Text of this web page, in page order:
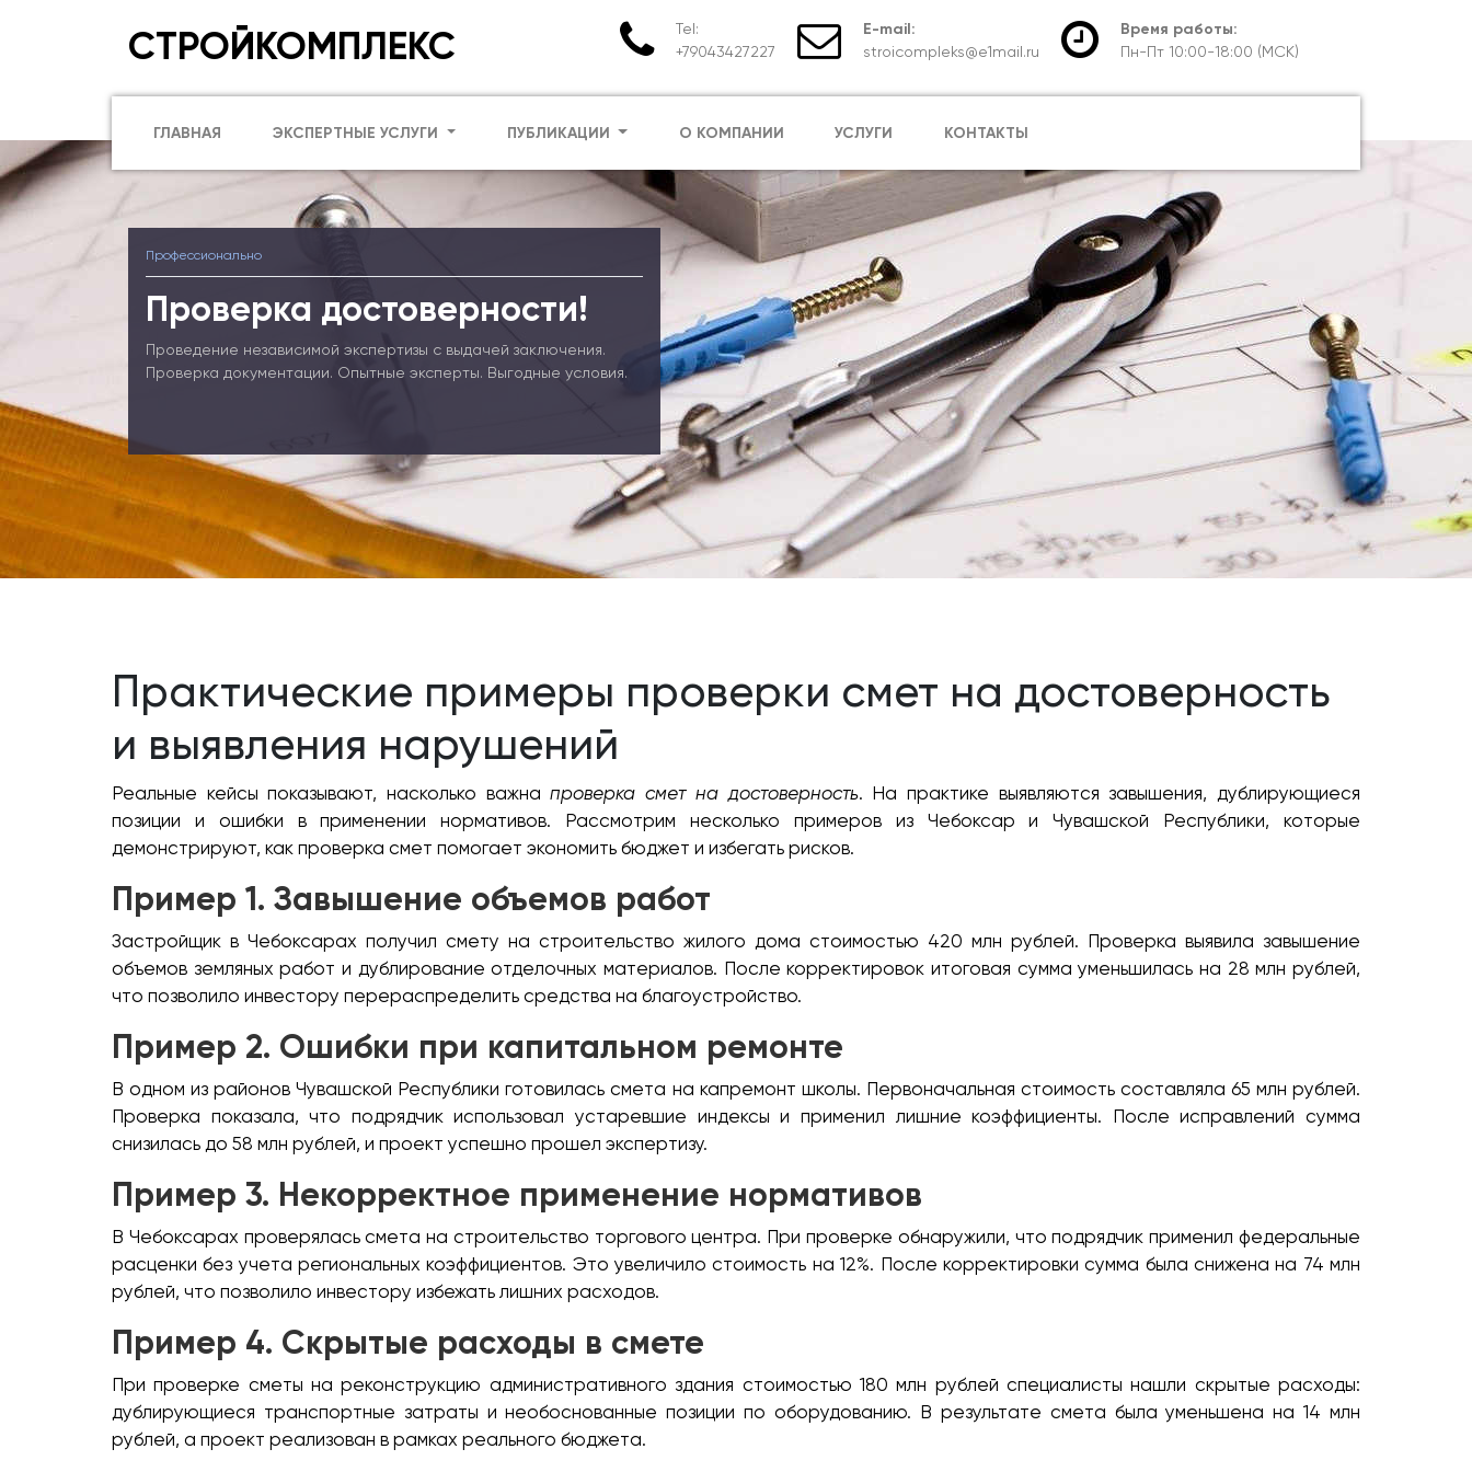
СТРОЙКОМПЛЕКС
Tel:
+79043427227
E-mail:
stroicompleks@e1mail.ru
Время работы:
Пн-Пт 10:00-18:00 (МСК)
ГЛАВНАЯ ЭКСПЕРТНЫЕ УСЛУГИ ПУБЛИКАЦИИ О КОМПАНИИ УСЛУГИ КОНТАКТЫ
Профессионально
Проверка достоверности!
Проведение независимой экспертизы с выдачей заключения.
Проверка документации. Опытные эксперты. Выгодные условия.
Практические примеры проверки смет на достоверность
и выявления нарушений
Реальные кейсы показывают, насколько важнапроверка смет на достоверность. На практике выявляются завышения, дублирующиеся
позиции и ошибки в применении нормативов. Рассмотрим несколько примеров из Чебоксар и Чувашской Республики, которые
демонстрируют, как проверка смет помогает экономить бюджет и избегать рисков.
Пример 1. Завышение объемов работ
Застройщик в Чебоксарах получил смету на строительство жилого дома стоимостью 420 млн рублей. Проверка выявила завышение
объемов земляных работ и дублирование отделочных материалов. После корректировок итоговая сумма уменьшилась на 28 млн рублей,
что позволило инвестору перераспределить средства на благоустройство.
Пример 2. Ошибки при капитальном ремонте
В одном из районов Чувашской Республики готовилась смета на капремонт школы. Первоначальная стоимость составляла 65 млн рублей.
Проверка показала, что подрядчик использовал устаревшие индексы и применил лишние коэффициенты. После исправлений сумма
снизилась до 58 млн рублей, и проект успешно прошел экспертизу.
Пример 3. Некорректное применение нормативов
В Чебоксарах проверялась смета на строительство торгового центра. При проверке обнаружили, что подрядчик применил федеральные
расценки без учета региональных коэффициентов. Это увеличило стоимость на 12%. После корректировки сумма была снижена на 74 млн
рублей, что позволило инвестору избежать лишних расходов.
Пример 4. Скрытые расходы в смете
При проверке сметы на реконструкцию административного здания стоимостью 180 млн рублей специалисты нашли скрытые расходы:
дублирующиеся транспортные затраты и необоснованные позиции по оборудованию. В результате смета была уменьшена на 14 млн
рублей, а проект реализован в рамках реального бюджета.